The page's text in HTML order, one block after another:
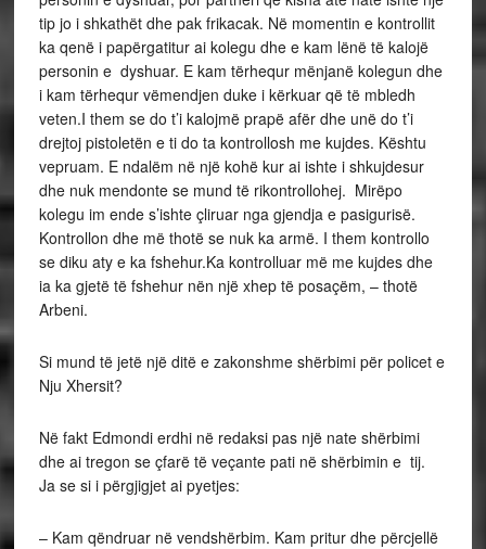
tip jo i shkathët dhe pak frikacak. Në momentin e kontrollit
ka qenë i papërgatitur ai kolegu dhe e kam lënë të kalojë
personin e dyshuar. E kam tërhequr mënjanë kolegun dhe
i kam tërhequr vëmendjen duke i kërkuar që të mbledh
veten.I them se do t’i kalojmë prapë afër dhe unë do t’i
drejtoj pistoletën e ti do ta kontrollosh me kujdes. Kështu
vepruam. E ndalëm në një kohë kur ai ishte i shkujdesur
dhe nuk mendonte se mund të rikontrollohej. Mirëpo
kolegu im ende s’ishte çliruar nga gjendja e pasigurisë.
Kontrollon dhe më thotë se nuk ka armë. I them kontrollo
se diku aty e ka fshehur.Ka kontrolluar më me kujdes dhe
ia ka gjetë të fshehur nën një xhep të posaçëm, – thotë
Arbeni.
Si mund të jetë një ditë e zakonshme shërbimi për policet e
Nju Xhersit?
Në fakt Edmondi erdhi në redaksi pas një nate shërbimi
dhe ai tregon se çfarë të veçante pati në shërbimin e tij.
Ja se si i përgjigjet ai pyetjes:
– Kam qëndruar në vendshërbim. Kam pritur dhe përcjellë